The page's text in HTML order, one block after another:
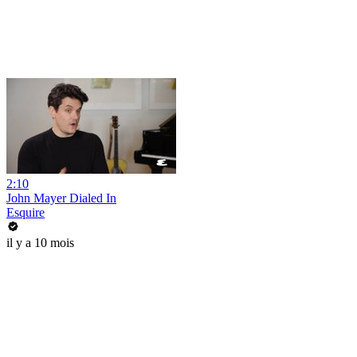
2:10
John Mayer Dialed In
Esquire
il y a 10 mois